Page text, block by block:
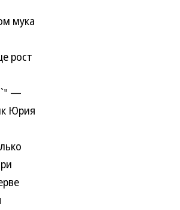
мука
рост
—
Юрия